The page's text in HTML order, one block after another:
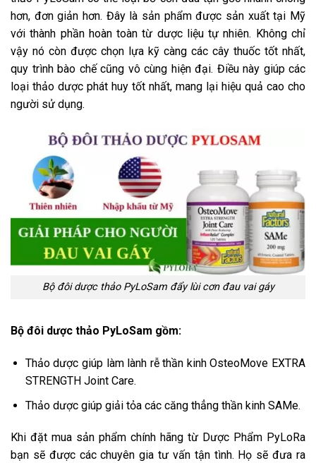
hơn, đơn giản hơn. Đây là sản phẩm được sản xuất tại Mỹ
với thành phần hoàn toàn từ dược liệu tự nhiên. Không chỉ
vậy nó còn được chọn lựa kỹ càng các cây thuốc tốt nhất,
quy trình bào chế cũng vô cùng hiện đại. Điều này giúp các
loại thảo dược phát huy tốt nhất, mang lại hiệu quả cao cho
người sử dụng.
Bộ đôi dược thảo PyLoSam đẩy lùi cơn đau vai gáy
Bộ đôi dược thảo PyLoSam gồm:
Thảo dược giúp làm lành rễ thần kinh OsteoMove EXTRA
STRENGTH Joint Care.
Thảo dược giúp giải tỏa các căng thẳng thần kinh SAMe.
Khi đặt mua sản phẩm chính hãng từ Dược Phẩm PyLoRa
bạn sẽ được các chuyên gia tư vấn tận tình. Họ sẽ đưa ra